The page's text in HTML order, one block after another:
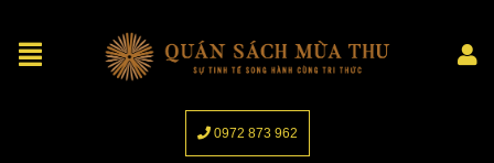
0972 873 962